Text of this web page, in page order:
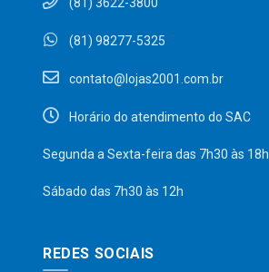
(81) 98277-5325
contato@lojas2001.com.br
Horário do atendimento do SAC
Segunda a Sexta-feira das 7h30 às 18h
Sábado das 7h30 às 12h
REDES SOCIAIS